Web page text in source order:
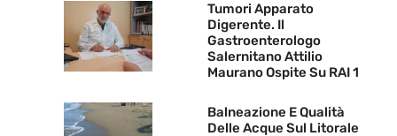
Tumori Apparato
Digerente. Il
Gastroenterologo
Salernitano Attilio
Maurano Ospite Su RAI 1
Balneazione E Qualità
Delle Acque Sul Litorale